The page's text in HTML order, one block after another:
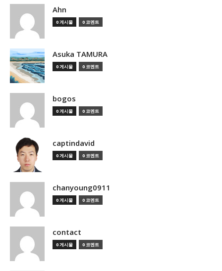
Ahn
0 게시물 0 코멘트
Asuka TAMURA
0 게시물 0 코멘트
bogos
0 게시물 0 코멘트
captindavid
0 게시물 0 코멘트
chanyoung0911
0 게시물 0 코멘트
contact
0 게시물 0 코멘트